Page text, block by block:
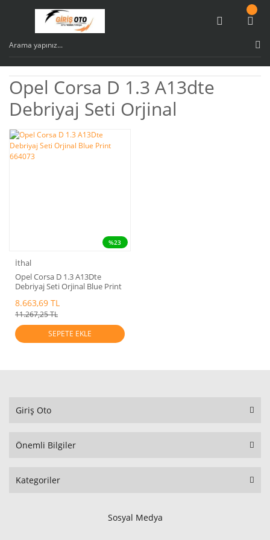
Opel Corsa D 1.3 A13dte
Debriyaj Seti Orjinal
%23
İthal
Opel Corsa D 1.3 A13Dte
Debriyaj Seti Orjinal Blue Print
8.663,69 TL
11.267,25 TL
SEPETE EKLE
Giriş Oto
Önemli Bilgiler
Kategoriler
Sosyal Medya